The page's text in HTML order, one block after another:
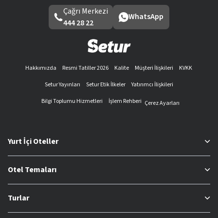
Çağrı Merkezi
444 28 22
WhatsApp
Hakkımızda Resmi Tatiller 2026 Kalite Müşteri İlişkileri
KVKK
Setur Yayınları
Setur Etik İlkeler
Yatırımcı İlişkileri
Bilgi Toplumu Hizmetleri
İşlem Rehberi Çerez Ayarları
Yurt İçi Oteller
Otel Temaları
Turlar